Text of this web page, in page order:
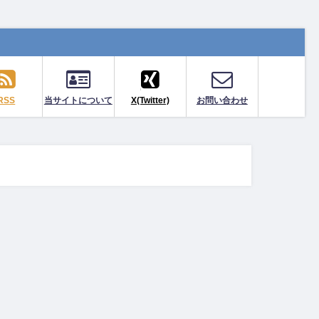
当サイトについて X(Twitter) お問い合わせ